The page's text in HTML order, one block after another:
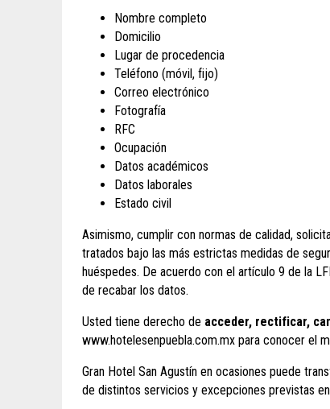
Nombre completo
Domicilio
Lugar de procedencia
Teléfono (móvil, fijo)
Correo electrónico
Fotografía
RFC
Ocupación
Datos académicos
Datos laborales
Estado civil
Asimismo, cumplir con normas de calidad,
tratados bajo las más estrictas medidas de
huéspedes. De acuerdo con el artículo 9 de la
de recabar los datos.
Usted tiene derecho de acceder, rectificar,
www.hotelesenpuebla.com.mx para conocer el
Gran Hotel San Agustín en ocasiones puede
de distintos servicios y excepciones previstas